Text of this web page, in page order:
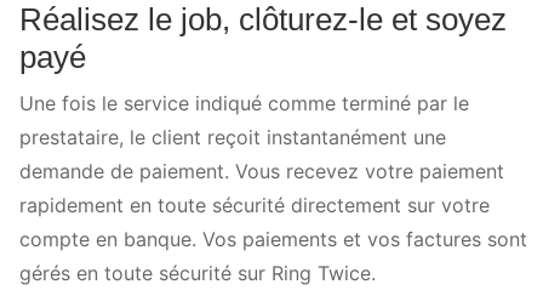
Réalisez le job, clôturez-le et soyez
payé
Une fois le service indiqué comme terminé par le
prestataire, le client reçoit instantanément une
demande de paiement. Vous recevez votre paiement
rapidement en toute sécurité directement sur votre
compte en banque. Vos paiements et vos factures sont
gérés en toute sécurité sur Ring Twice.